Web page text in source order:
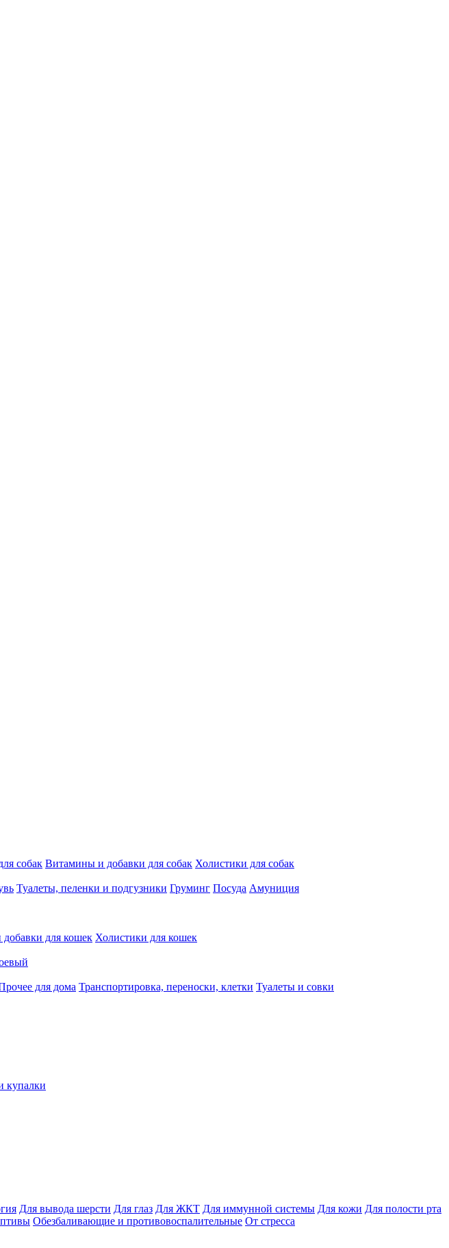
собак Витамины и добавки для собак Холистики для собак
Туалеты, пеленки и подгузники Груминг Посуда Амуниция
для кошек Холистики для кошек
для дома Транспортировка, переноски, клетки Туалеты и совки
купалки
Для вывода шерсти Для глаз Для ЖКТ Для иммунной системы Для кожи Для полости рта
Обезбаливающие и противовоспалительные От стресса